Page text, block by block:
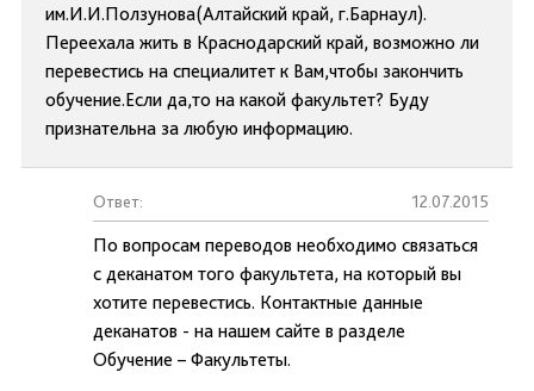
им.И.И.Ползунова(Алтайский край, г.Барнаул).
Переехала жить в Краснодарский край, возможно ли
перевестись на специалитет к Вам,чтобы закончить
обучение.Если да,то на какой факультет? Буду
признательна за любую информацию.
Ответ: 12.07.2015
По вопросам переводов необходимо связаться
с деканатом того факультета, на который вы
хотите перевестись. Контактные данные
деканатов - на нашем сайте в разделе
Обучение – Факультеты.